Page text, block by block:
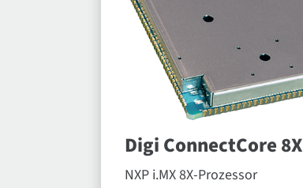
Digi ConnectCore 8X
NXP i.MX 8X-Prozessor